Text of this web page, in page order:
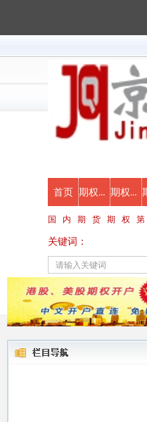
国 内 期 货 期 权
关键词：
首页 期权新闻 期权知识